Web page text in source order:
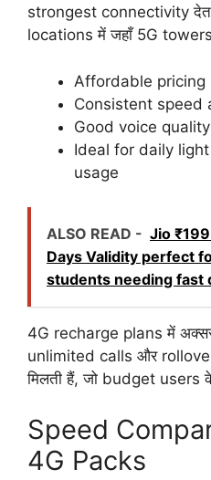
strongest connectivity
locations में जहाँ 5G
Affordable pricing
Consistent speed
Good voice
Ideal for daily
usage
ALSO READ - Jio
Days Validity perfect
students needing fast
4G recharge plans में
unlimited calls और
मिलती हैं, जो budget users
Speed
4G Packs